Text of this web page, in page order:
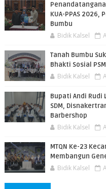
KUA-PPAS 2026,
Bumbu
Bidik Kalsel
Tanah Bumbu
Bhakti Sosial
Bidik Kalsel
Bupati Andi
SDM,
Barbershop
Bidik Kalsel
MTQN Ke-23
Membangun
Bidik Kalsel